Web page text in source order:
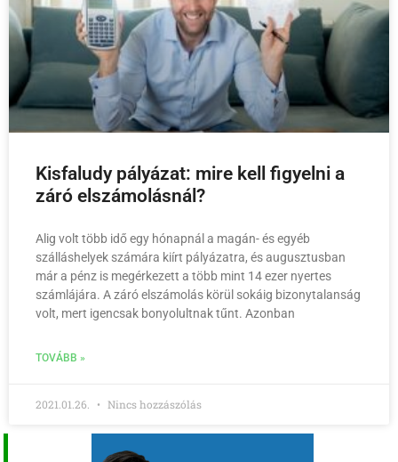
Kisfaludy pályázat: mire kell figyelni a
záró elszámolásnál?
Alig volt több idő egy hónapnál a magán- és egyéb
szálláshelyek számára kiírt pályázatra, és augusztusban
már a pénz is megérkezett a több mint 14 ezer nyertes
számlájára. A záró elszámolás körül sokáig bizonytalanság
volt, mert igencsak bonyolultnak tűnt. Azonban
TOVÁBB »
2021.01.26. Nincs hozzászólás